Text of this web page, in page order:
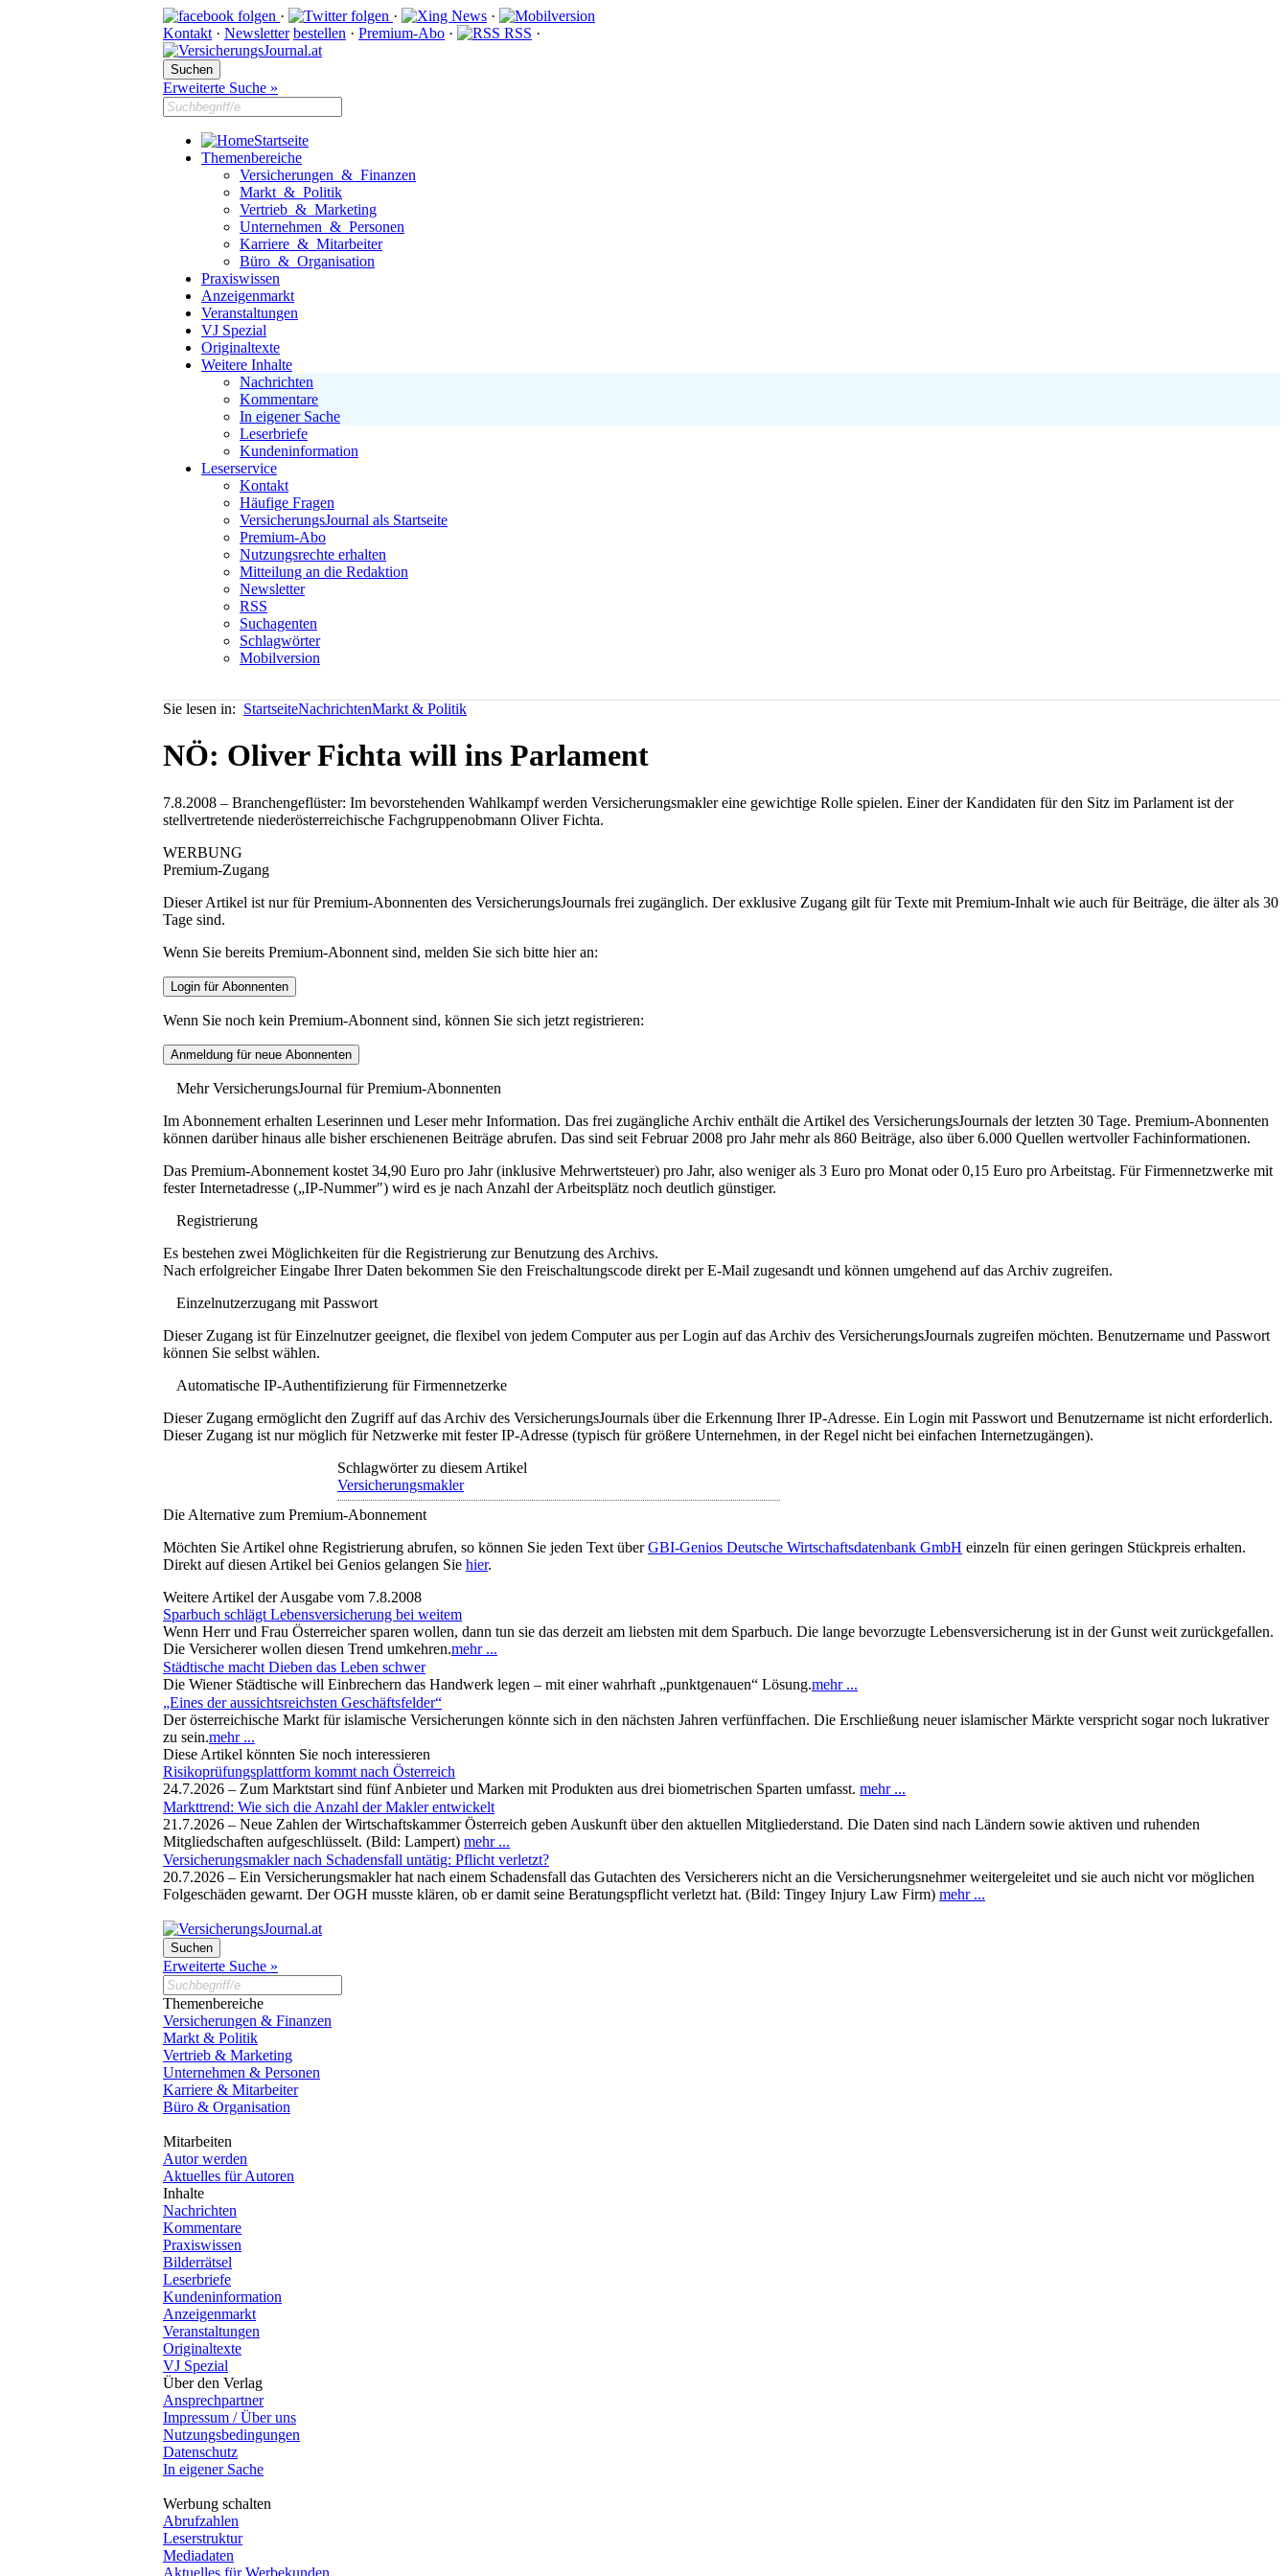
· ·
·
Kontakt · Newsletter bestellen · Premium-Abo · RSS ·
Erweiterte Suche »
Startseite
Themenbereiche
Versicherungen & Finanzen
Markt & Politik
Vertrieb & Marketing
Unternehmen & Personen
Karriere & Mitarbeiter
Büro & Organisation
Praxiswissen
Anzeigenmarkt
Veranstaltungen
VJ Spezial
Originaltexte
Weitere Inhalte
Nachrichten
Kommentare
In eigener Sache
Leserbriefe
Kundeninformation
Leserservice
Kontakt
Häufige Fragen
VersicherungsJournal als Startseite
Premium-Abo
Nutzungsrechte erhalten
Mitteilung an die Redaktion
Newsletter
RSS
Suchagenten
Schlagwörter
Mobilversion
Sie lesen in: StartseiteNachrichtenMarkt & Politik
NÖ: Oliver Fichta will ins Parlament
7.8.2008 – Branchengeflüster: Im bevorstehenden Wahlkampf werden Versicherungsmakler eine gewichtige Rolle spielen. Einer der Kandidaten für den Sitz im Parlament ist der
stellvertretende niederösterreichische Fachgruppenobmann Oliver Fichta.
WERBUNG
Premium-Zugang
Dieser Artikel ist nur für Premium-Abonnenten des VersicherungsJournals frei zugänglich. Der exklusive Zugang gilt für Texte mit Premium-Inhalt wie auch für Beiträge, die älter als 30
Tage sind.
Wenn Sie bereits Premium-Abonnent sind, melden Sie sich bitte hier an:
Wenn Sie noch kein Premium-Abonnent sind, können Sie sich jetzt registrieren:
Mehr VersicherungsJournal für Premium-Abonnenten
Im Abonnement erhalten Leserinnen und Leser mehr Information. Das frei zugängliche Archiv enthält die Artikel des VersicherungsJournals der letzten 30 Tage. Premium-Abonnenten
können darüber hinaus alle bisher erschienenen Beiträge abrufen. Das sind seit Februar 2008 pro Jahr mehr als 860 Beiträge, also über 6.000 Quellen wertvoller Fachinformationen.
Das Premium-Abonnement kostet 34,90 Euro pro Jahr (inklusive Mehrwertsteuer) pro Jahr, also weniger als 3 Euro pro Monat oder 0,15 Euro pro Arbeitstag. Für Firmennetzwerke mit
fester Internetadresse („IP-Nummer") wird es je nach Anzahl der Arbeitsplätz noch deutlich günstiger.
Registrierung
Es bestehen zwei Möglichkeiten für die Registrierung zur Benutzung des Archivs.
Nach erfolgreicher Eingabe Ihrer Daten bekommen Sie den Freischaltungscode direkt per E-Mail zugesandt und können umgehend auf das Archiv zugreifen.
Einzelnutzerzugang mit Passwort
Dieser Zugang ist für Einzelnutzer geeignet, die flexibel von jedem Computer aus per Login auf das Archiv des VersicherungsJournals zugreifen möchten. Benutzername und Passwort
können Sie selbst wählen.
Automatische IP-Authentifizierung für Firmennetzerke
Dieser Zugang ermöglicht den Zugriff auf das Archiv des VersicherungsJournals über die Erkennung Ihrer IP-Adresse. Ein Login mit Passwort und Benutzername ist nicht erforderlich.
Dieser Zugang ist nur möglich für Netzwerke mit fester IP-Adresse (typisch für größere Unternehmen, in der Regel nicht bei einfachen Internetzugängen).
Schlagwörter zu diesem Artikel
Versicherungsmakler
Die Alternative zum Premium-Abonnement
Möchten Sie Artikel ohne Registrierung abrufen, so können Sie jeden Text überGBI-Genios Deutsche Wirtschaftsdatenbank GmbH einzeln für einen geringen Stückpreis erhalten.
Direkt auf diesen Artikel bei Genios gelangen Sie hier.
Weitere Artikel der Ausgabe vom 7.8.2008
Sparbuch schlägt Lebensversicherung bei weitem
Wenn Herr und Frau Österreicher sparen wollen, dann tun sie das derzeit am liebsten mit dem Sparbuch. Die lange bevorzugte Lebensversicherung ist in der Gunst weit zurückgefallen.
Die Versicherer wollen diesen Trend umkehren.mehr ...
Städtische macht Dieben das Leben schwer
Die Wiener Städtische will Einbrechern das Handwerk legen – mit einer wahrhaft „punktgenauen“ Lösung.mehr ...
„Eines der aussichtsreichsten Geschäftsfelder“
Der österreichische Markt für islamische Versicherungen könnte sich in den nächsten Jahren verfünffachen. Die Erschließung neuer islamischer Märkte verspricht sogar noch lukrativer
zu sein.mehr ...
Diese Artikel könnten Sie noch interessieren
Risikoprüfungsplattform kommt nach Österreich
24.7.2026 – Zum Marktstart sind fünf Anbieter und Marken mit Produkten aus drei biometrischen Sparten umfasst. mehr ...
Markttrend: Wie sich die Anzahl der Makler entwickelt
21.7.2026 – Neue Zahlen der Wirtschaftskammer Österreich geben Auskunft über den aktuellen Mitgliederstand. Die Daten sind nach Ländern sowie aktiven und ruhenden
Mitgliedschaften aufgeschlüsselt. (Bild: Lampert) mehr ...
Versicherungsmakler nach Schadensfall untätig: Pflicht verletzt?
20.7.2026 – Ein Versicherungsmakler hat nach einem Schadensfall das Gutachten des Versicherers nicht an die Versicherungsnehmer weitergeleitet und sie auch nicht vor möglichen
Folgeschäden gewarnt. Der OGH musste klären, ob er damit seine Beratungspflicht verletzt hat. (Bild: Tingey Injury Law Firm) mehr ...
Erweiterte Suche »
Themenbereiche
Versicherungen & Finanzen
Markt & Politik
Vertrieb & Marketing
Unternehmen & Personen
Karriere & Mitarbeiter
Büro & Organisation
Mitarbeiten
Autor werden
Aktuelles für Autoren
Inhalte
Nachrichten
Kommentare
Praxiswissen
Bilderrätsel
Leserbriefe
Kundeninformation
Anzeigenmarkt
Veranstaltungen
Originaltexte
VJ Spezial
Über den Verlag
Ansprechpartner
Impressum / Über uns
Nutzungsbedingungen
Datenschutz
In eigener Sache
Werbung schalten
Abrufzahlen
Leserstruktur
Mediadaten
Aktuelles für Werbekunden